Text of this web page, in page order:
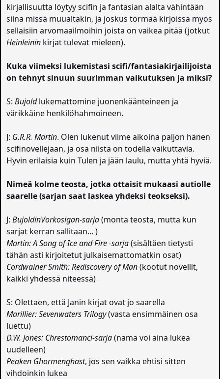
kirjallisuutta löytyy scifin ja fantasian alalta vähintään
siinä missä muualtakin, ja joskus törmää kirjoissa myös
sellaisiin arvomaailmoihin joista on vaikea pitää (jotkut
Heinleinin kirjat tulevat mieleen).
Kuka viimeksi lukemistasi scifi/fantasiakirjailijoista
on tehnyt sinuun suurimman vaikutuksen ja miksi?
S:Bujoldlukemattomine juonenkäänteineen ja
värikkäine henkilöhahmoineen.
J: G.R.R. Martin. Olen lukenut viime aikoina paljon hänen
scifinovellejaan, ja osa niistä on todella vaikuttavia.
Hyvin erilaisia kuin Tulen ja jään laulu, mutta yhtä hyviä.
Nimeä kolme teosta, jotka ottaisit mukaasi autiolle
saarelle (sarjan saat laskea yhdeksi teokseksi).
J:BujoldinVorkosigan-sarja(monta teosta, mutta kun
sarjat kerran sallitaan... )
Martin: A Song of Ice and Fire -sarja(sisältäen tietysti
tähän asti kirjoitetut julkaisemattomatkin osat)
Cordwainer Smith: Rediscovery of Man(kootut novellit,
kaikki yhdessä niteessä)
S: Olettaen, että Janin kirjat ovat jo saarella
Marillier: Sevenwaters Trilogy(vasta ensimmäinen osa
luettu)
D.W. Jones: Chrestomanci-sarja(nämä voi aina lukea
uudelleen)
Peaken Ghormenghast, jos sen vaikka ehtisi sitten
vihdoinkin lukea